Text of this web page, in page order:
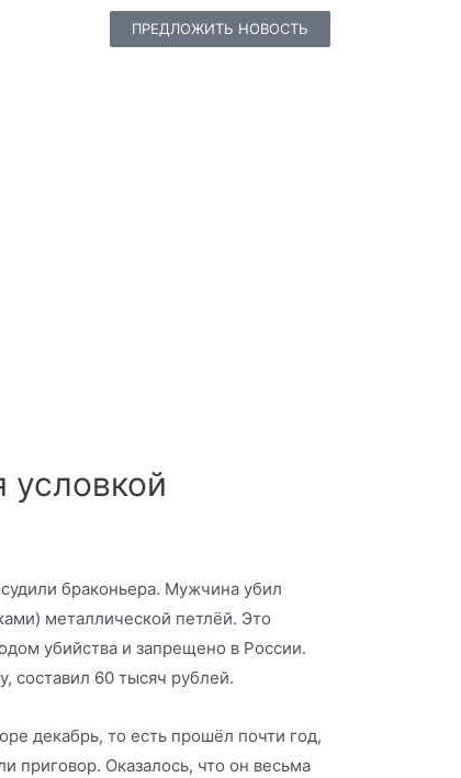
ПРЕДЛОЖИТЬ НОВОСТЬ
условкой
браконьера. Мужчина убил
металлической петлёй. Это
убийства и запрещено в России.
составил 60 тысяч рублей.
декабрь, то есть прошёл почти год,
приговор. Оказалось, что он весьма